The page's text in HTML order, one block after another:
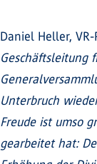
Daniel Heller,
Geschäftsleitung
Unterbruch
Freude ist umso
gearbeitet hat: